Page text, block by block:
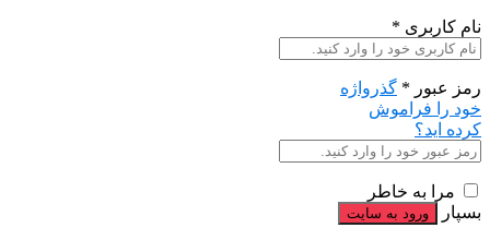
نام کاربری *
رمز عبور * گذرواژه
خود را فراموش
کرده اید؟
مرا به خاطر
بسپار